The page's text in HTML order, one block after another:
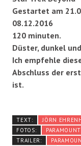
Gestartet am
08.12.2016
120 minuten.
Düster, dunkel
Ich empfehle
Abschluss der
ist.
TEXT:
JÖRN
FOTOS:
TRAILER: